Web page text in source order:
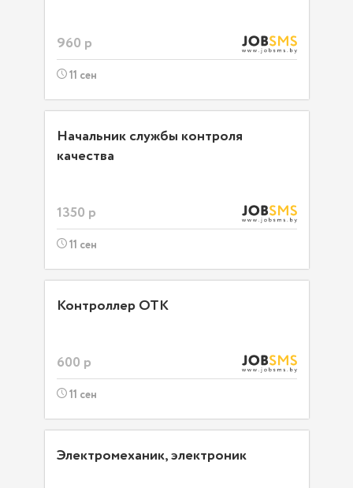
960 р
11 сен
Начальник службы контроля
качества
1350 р
11 сен
Контроллер ОТК
600 р
11 сен
Электромеханик, электроник